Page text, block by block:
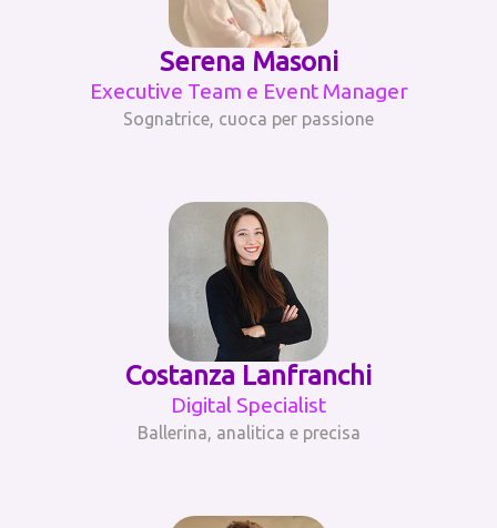
Serena Masoni
Executive Team e Event Manager
Sognatrice, cuoca per passione
Costanza Lanfranchi
Digital Specialist
Ballerina, analitica e precisa